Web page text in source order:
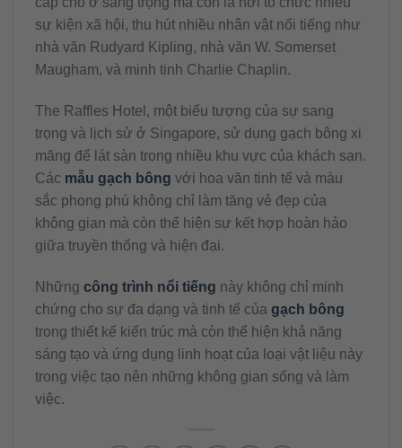
sự kiện xã hội, thu hút nhiều nhân vật nổi tiếng như
nhà văn Rudyard Kipling, nhà văn W. Somerset
Maugham, và minh tinh Charlie Chaplin.
The Raffles Hotel, một biểu tượng của sự sang
trọng và lịch sử ở Singapore, sử dụng gạch bông xi
măng để lát sàn trong nhiều khu vực của khách sạn.
Các mẫu gạch bông với hoa văn tinh tế và màu
sắc phong phú không chỉ làm tăng vẻ đẹp của
không gian mà còn thể hiện sự kết hợp hoàn hảo
giữa truyền thống và hiện đại.
Những công trình nổi tiếng này không chỉ minh
chứng cho sự đa dạng và tinh tế của gạch bông
trong thiết kế kiến trúc mà còn thể hiện khả năng
sáng tạo và ứng dụng linh hoạt của loại vật liệu này
trong việc tạo nên những không gian sống và làm
việc.